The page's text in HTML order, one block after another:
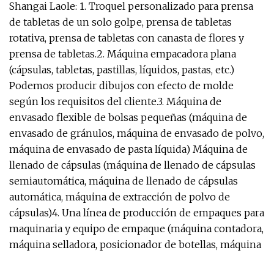
Shangai Laole: 1. Troquel personalizado para prensa
de tabletas de un solo golpe, prensa de tabletas
rotativa, prensa de tabletas con canasta de flores y
prensa de tabletas.2. Máquina empacadora plana
(cápsulas, tabletas, pastillas, líquidos, pastas, etc.)
Podemos producir dibujos con efecto de molde
según los requisitos del cliente.3. Máquina de
envasado flexible de bolsas pequeñas (máquina de
envasado de gránulos, máquina de envasado de polvo,
máquina de envasado de pasta líquida) Máquina de
llenado de cápsulas (máquina de llenado de cápsulas
semiautomática, máquina de llenado de cápsulas
automática, máquina de extracción de polvo de
cápsulas)4. Una línea de producción de empaques para
maquinaria y equipo de empaque (máquina contadora,
máquina selladora, posicionador de botellas, máquina